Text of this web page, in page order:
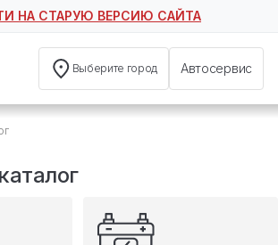
НА СТАРУЮ ВЕРСИЮ САЙТА
Выберите город Автосервис
жидкости